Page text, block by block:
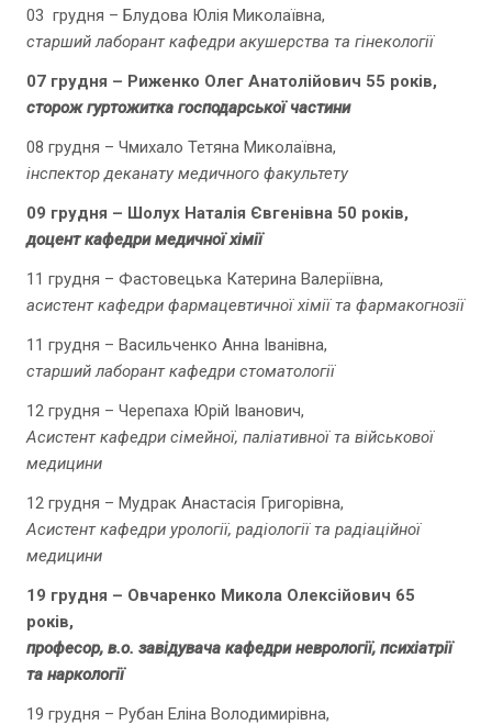
03 грудня – Блудова Юлія Миколаївна,
старший лаборант кафедри акушерства та гінекології
07 грудня – Риженко Олег Анатолійович 55 років,
сторож гуртожитка господарської частини
08 грудня – Чмихало Тетяна Миколаївна,
інспектор деканату медичного факультету
09 грудня – Шолух Наталія Євгенівна 50 років,
доцент кафедри медичної хімії
11 грудня – Фастовецька Катерина Валеріївна,
асистент кафедри фармацевтичної хімії та фармакогнозії
11 грудня – Васильченко Анна Іванівна,
старший лаборант кафедри стоматології
12 грудня – Черепаха Юрій Іванович,
Асистент кафедри сімейної, паліативної та військової
медицини
12 грудня – Мудрак Анастасія Григорівна,
Асистент кафедри урології, радіології та радіаційної
медицини
19 грудня – Овчаренко Микола Олексійович 65
років,
професор, в.о. завідувача кафедри неврології, психіатрії
та наркології
19 грудня – Рубан Еліна Володимирівна,